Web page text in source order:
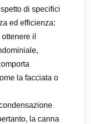
di specifici
ed efficienza:
il
la facciata o
la canna